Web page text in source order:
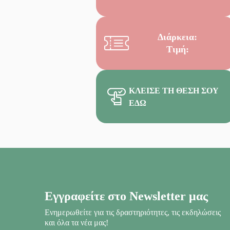
Διάρκεια:
Τιμή:
ΚΛΕΊΣΕ ΤΗ ΘΈΣΗ ΣΟΥ
ΕΔΏ
Εγγραφείτε στο Newsletter μας
Ενημερωθείτε για τις δραστηριότητες, τις εκδηλώσεις
και όλα τα νέα μας!